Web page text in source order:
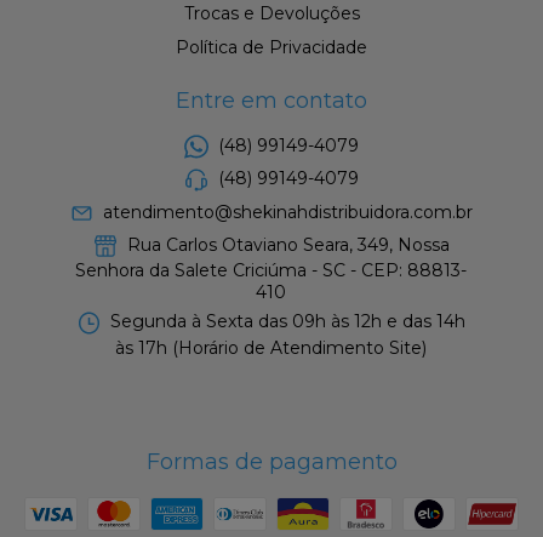
Trocas e Devoluções
Política de Privacidade
Entre em contato
(48) 99149-4079
(48) 99149-4079
atendimento@shekinahdistribuidora.com.br
Rua Carlos Otaviano Seara, 349, Nossa
Senhora da Salete Criciúma - SC - CEP: 88813-
410
Segunda à Sexta das 09h às 12h e das 14h
às 17h (Horário de Atendimento Site)
Formas de pagamento